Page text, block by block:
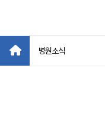
병원소식